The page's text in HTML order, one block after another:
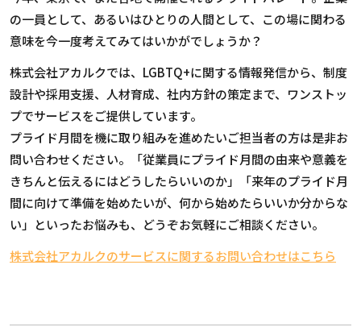
の一員として、あるいはひとりの人間として、この場に関わる
意味を今一度考えてみてはいかがでしょうか？
株式会社アカルクでは、LGBTQ+に関する情報発信から、制度
設計や採用支援、人材育成、社内方針の策定まで、ワンストッ
プでサービスをご提供しています。
プライド月間を機に取り組みを進めたいご担当者の方は是非お
問い合わせください。「従業員にプライド月間の由来や意義を
きちんと伝えるにはどうしたらいいのか」「来年のプライド月
間に向けて準備を始めたいが、何から始めたらいいか分からな
い」といったお悩みも、どうぞお気軽にご相談ください。
株式会社アカルクのサービスに関するお問い合わせはこちら